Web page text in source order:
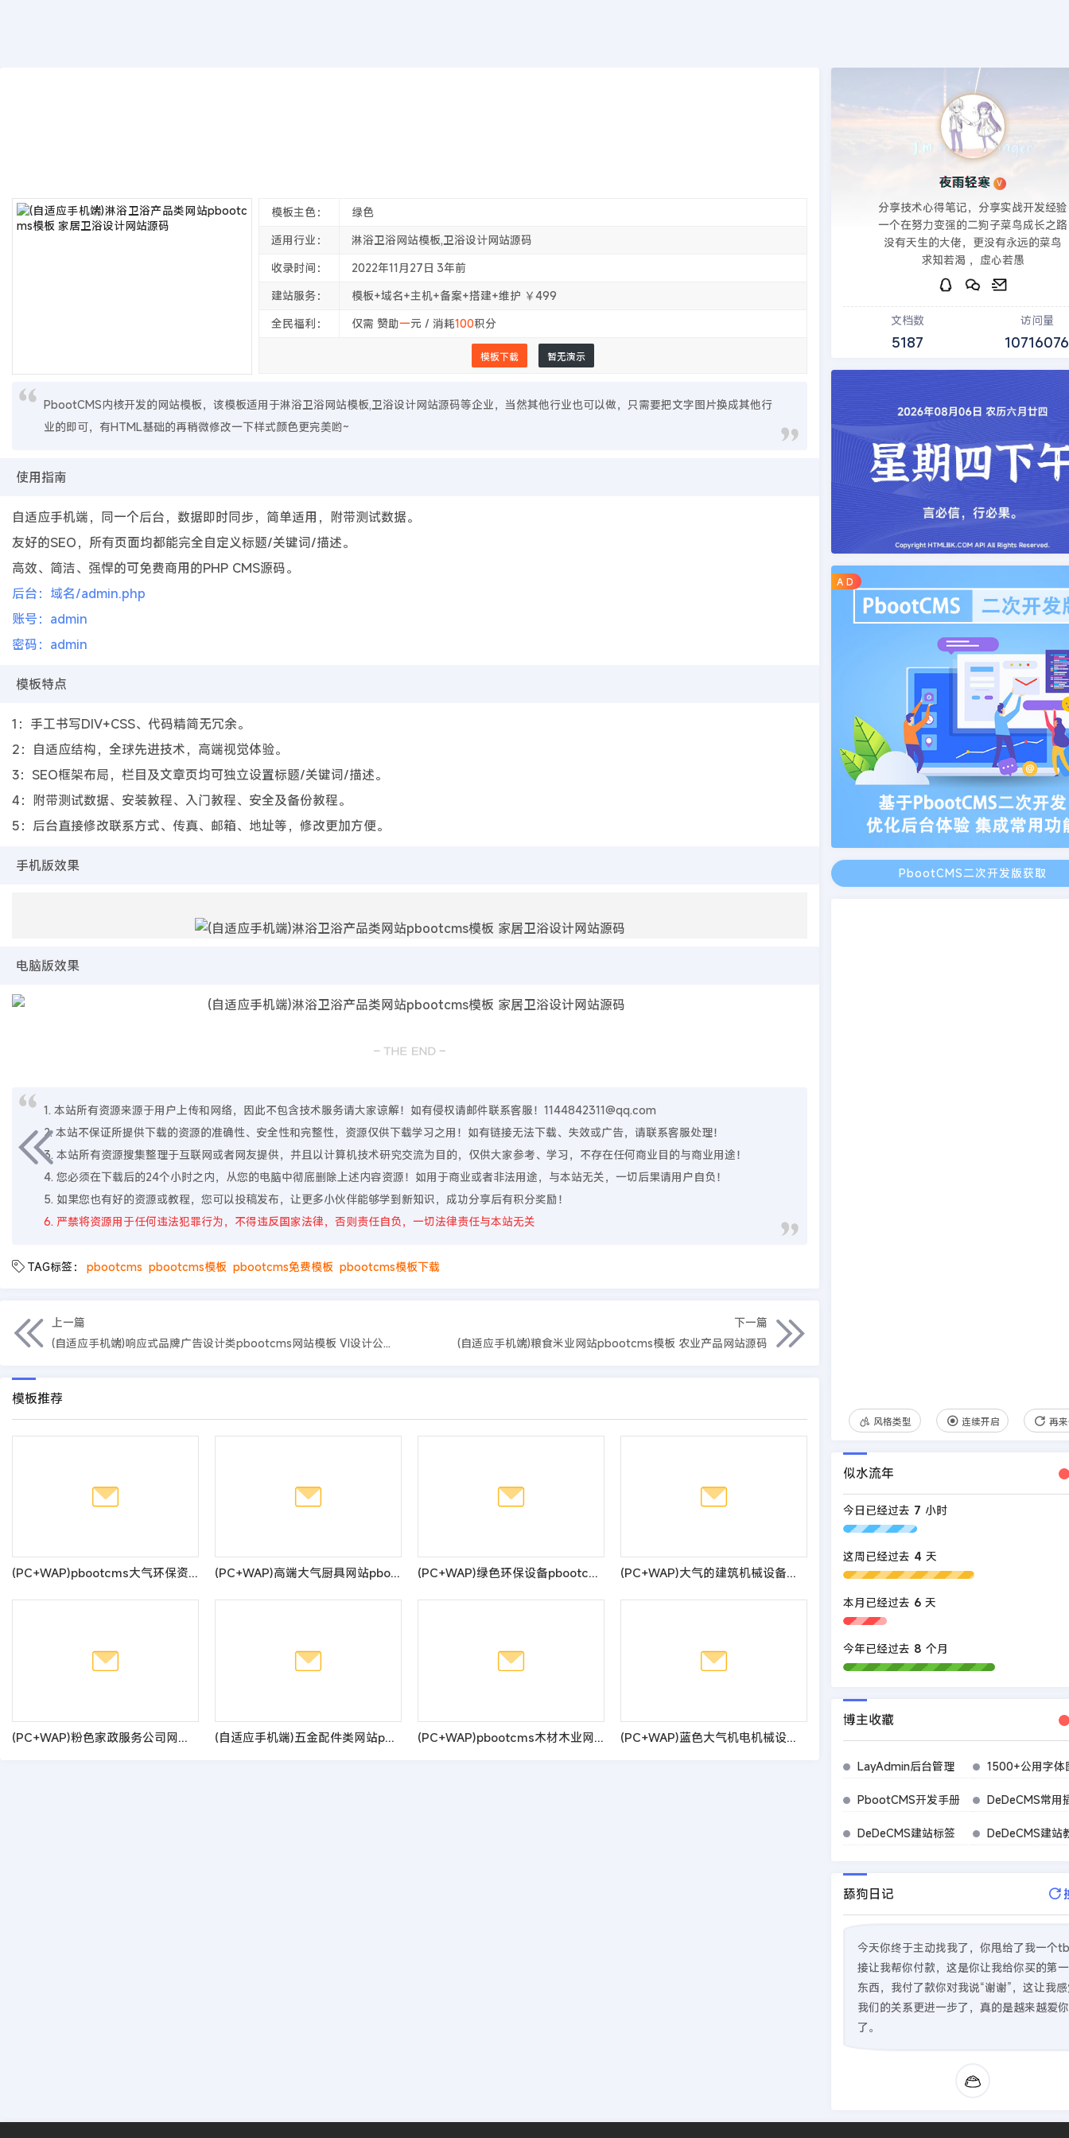
模板主色：
绿色
适用行业：
淋浴卫浴网站模板,卫浴设计网站源码
收录时间：
2022年11月27日 3年前
建站服务：
模板+域名+主机+备案+搭建+维护 ￥499
全民福利：
仅需 赞助一元 / 消耗100积分
模板下载 暂无演示
PbootCMS内核开发的网站模板，该模板适用于淋浴卫浴网站模板,卫浴设计网站源码等企业，当然其他行业也可以做，只需要把文字图片换成其他行
业的即可，有HTML基础的再稍微修改一下样式颜色更完美哟~
使用指南
自适应手机端，同一个后台，数据即时同步，简单适用，附带测试数据。
友好的SEO，所有页面均都能完全自定义标题/关键词/描述。
高效、简洁、强悍的可免费商用的PHP CMS源码。
后台：域名/admin.php
账号：admin
密码：admin
模板特点
1：手工书写DIV+CSS、代码精简无冗余。
2：自适应结构，全球先进技术，高端视觉体验。
3：SEO框架布局，栏目及文章页均可独立设置标题/关键词/描述。
4：附带测试数据、安装教程、入门教程、安全及备份教程。
5：后台直接修改联系方式、传真、邮箱、地址等，修改更加方便。
手机版效果
电脑版效果
1. 本站所有资源来源于用户上传和网络，因此不包含技术服务请大家谅解！如有侵权请邮件联系客服！1144842311@qq.com
2. 本站不保证所提供下载的资源的准确性、安全性和完整性，资源仅供下载学习之用！如有链接无法下载、失效或广告，请联系客服处理！
3. 本站所有资源搜集整理于互联网或者网友提供，并且以计算机技术研究交流为目的，仅供大家参考、学习，不存在任何商业目的与商业用途！
4. 您必须在下载后的24个小时之内，从您的电脑中彻底删除上述内容资源！如用于商业或者非法用途，与本站无关，一切后果请用户自负！
5. 如果您也有好的资源或教程，您可以投稿发布，让更多小伙伴能够学到新知识，成功分享后有积分奖励！
6. 严禁将资源用于任何违法犯罪行为，不得违反国家法律，否则责任自负，一切法律责任与本站无关
TAG标签： pbootcms pbootcms模板 pbootcms免费模板 pbootcms模板下载
上一篇
(自适应手机端)响应式品牌广告设计类pbootcms网站模板 VI设计公司网站源码
下一篇
(自适应手机端)粮食米业网站pbootcms模板 农业产品网站源码
模板推荐
(PC+WAP)pbootcms大气环保资讯新闻网站模板 蓝色政府协会网站源码 (PC+WAP)高端大气厨具网站pbootcms模板 橱柜设计网站源码 (PC+WAP)绿色环保设备pbootcms网站模板 资源回收新能源网站源码 (PC+WAP)大气的建筑机械设备制造租赁企业pbootcms模板 吊塔起重器网站源码
(PC+WAP)粉色家政服务公司网站模板 月嫂保姆网站源码 (自适应手机端)五金配件类网站pbootcms模板 机械加工设备网站源码 (PC+WAP)pbootcms木材木业网站模板 绿色木材加工企业网站源码 (PC+WAP)蓝色大气机电机械设备制造类企业网站pbootcms模板 机械设备网站源码
夜雨轻寒 V
分享技术心得笔记，分享实战开发经验
一个在努力变强的二狗子菜鸟成长之路
没有天生的大佬，更没有永远的菜鸟
求知若渴 ，虚心若愚
文档数
5187
访问量
10716076
A D
PbootCMS二次开发版获取
风格类型 连续开启 再
似水流年
今日已经过去 7 小时
这周已经过去 4 天
本月已经过去 6 天
今年已经过去 8 个月
博主收藏
LayAdmin后台管理 1500+公用字体
PbootCMS开发手册 DeDeCMS常用
DeDeCMS建站标签 DeDeCMS建站
舔狗日记
今天你终于主动找我了，你甩给了我一个
接让我帮你付款，这是你让我给你买的第
东西，我付了款你对我说“谢谢”，这让我
我们的关系更进一步了，真的是越来越爱你
了。